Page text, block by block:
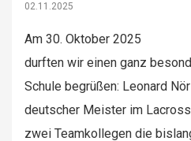
02.11.2025
Am 30. Oktober 2025
durften wir einen ganz
Schule begrüßen: Leonard
deutscher Meister im
zwei Teamkollegen die